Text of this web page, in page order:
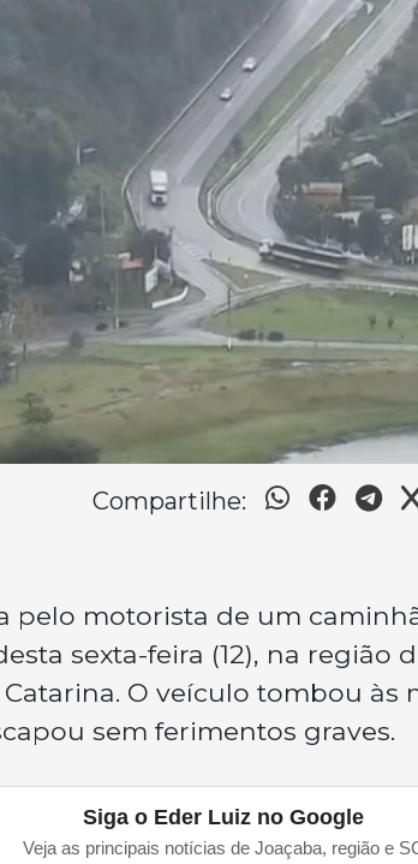
Compartilhe:
pelo motorista de um
sexta-feira (12), na região
O veículo tombou às
sem ferimentos graves.
Siga o Eder Luiz no Google
Veja as principais notícias de Joaçaba, região e